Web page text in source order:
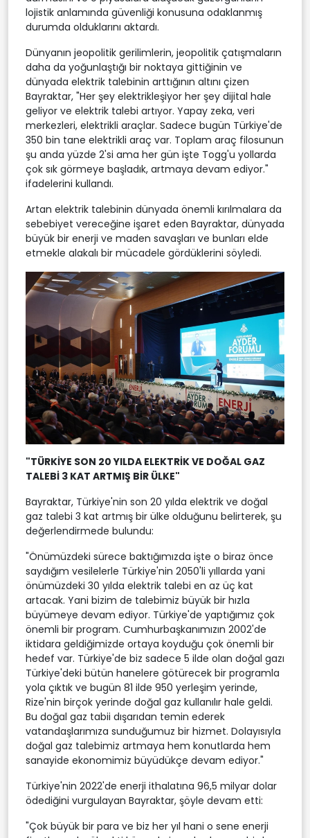
lojistik anlamında güvenliği konusuna odaklanmış
durumda olduklarını aktardı.
Dünyanın jeopolitik gerilimlerin, jeopolitik çatışmaların
daha da yoğunlaştığı bir noktaya gittiğinin ve
dünyada elektrik talebinin arttığının altını çizen
Bayraktar, "Her şey elektrikleşiyor her şey dijital hale
geliyor ve elektrik talebi artıyor. Yapay zeka, veri
merkezleri, elektrikli araçlar. Sadece bugün Türkiye'de
350 bin tane elektrikli araç var. Toplam araç filosunun
şu anda yüzde 2'si ama her gün işte Togg'u yollarda
çok sık görmeye başladık, artmaya devam ediyor."
ifadelerini kullandı.
Artan elektrik talebinin dünyada önemli kırılmalara da
sebebiyet vereceğine işaret eden Bayraktar, dünyada
büyük bir enerji ve maden savaşları ve bunları elde
etmekle alakalı bir mücadele gördüklerini söyledi.
"TÜRKİYE SON 20 YILDA ELEKTRİK VE DOĞAL GAZ
TALEBİ 3 KAT ARTMIŞ BİR ÜLKE"
Bayraktar, Türkiye'nin son 20 yılda elektrik ve doğal
gaz talebi 3 kat artmış bir ülke olduğunu belirterek, şu
değerlendirmede bulundu:
"Önümüzdeki sürece baktığımızda işte o biraz önce
saydığım vesilelerle Türkiye'nin 2050'li yıllarda yani
önümüzdeki 30 yılda elektrik talebi en az üç kat
artacak. Yani bizim de talebimiz büyük bir hızla
büyümeye devam ediyor. Türkiye'de yaptığımız çok
önemli bir program. Cumhurbaşkanımızın 2002'de
iktidara geldiğimizde ortaya koyduğu çok önemli bir
hedef var. Türkiye'de biz sadece 5 ilde olan doğal gazı
Türkiye'deki bütün hanelere götürecek bir programla
yola çıktık ve bugün 81 ilde 950 yerleşim yerinde,
Rize'nin birçok yerinde doğal gaz kullanılır hale geldi.
Bu doğal gaz tabii dışarıdan temin ederek
vatandaşlarımıza sunduğumuz bir hizmet. Dolayısıyla
doğal gaz talebimiz artmaya hem konutlarda hem
sanayide ekonomimiz büyüdükçe devam ediyor."
Türkiye'nin 2022'de enerji ithalatına 96,5 milyar dolar
ödediğini vurgulayan Bayraktar, şöyle devam etti:
"Çok büyük bir para ve biz her yıl hani o sene enerji